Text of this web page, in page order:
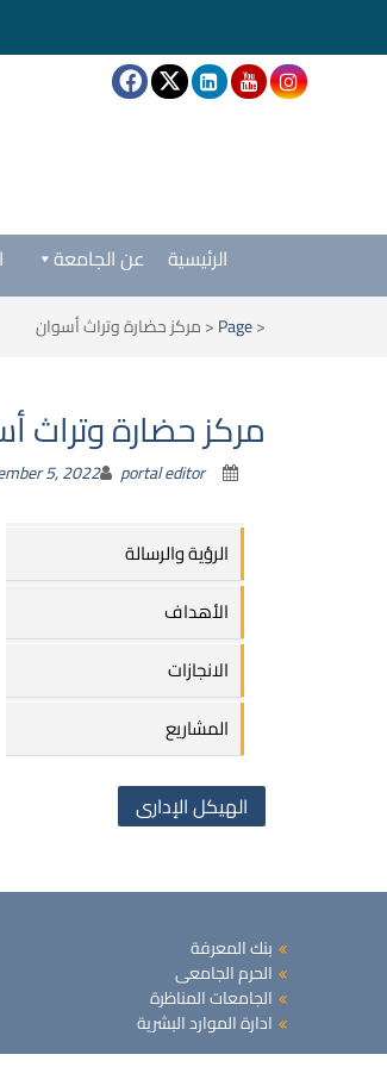
عن الجامعة الرئيسية
<
Page
<مركز حضارة وتراث أسوان
مركز حضارة وتراث
5, 2022 portal editor
الرؤية والرسالة
الأهداف
الانجازات
المشاريع
الهيكل الإدارى
بنك المعرفة
الحرم الجامعى
الجامعات المناظرة
ادارة الموارد البشرية